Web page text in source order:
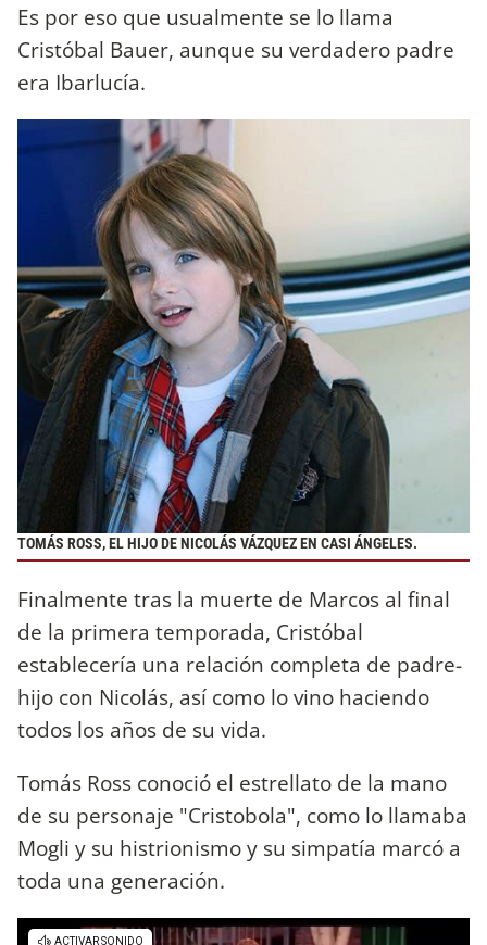
Es por eso que usualmente se lo llama
Cristóbal Bauer, aunque su verdadero padre
era Ibarlucía.
TOMÁS ROSS, EL HIJO DE NICOLÁS VÁZQUEZ EN CASI ÁNGELES.
Finalmente tras la muerte de Marcos al final
de la primera temporada, Cristóbal
establecería una relación completa de padre-
hijo con Nicolás, así como lo vino haciendo
todos los años de su vida.
Tomás Ross conoció el estrellato de la mano
de su personaje "Cristobola", como lo llamaba
Mogli y su histrionismo y su simpatía marcó a
toda una generación.